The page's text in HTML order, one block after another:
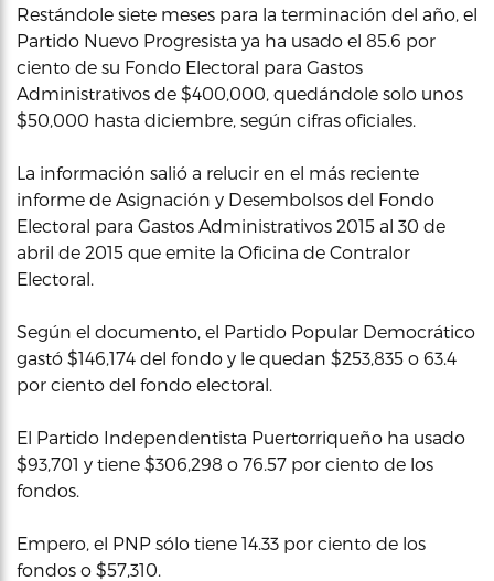
Restándole siete meses para la terminación del año, el
Partido Nuevo Progresista ya ha usado el 85.6 por
ciento de su Fondo Electoral para Gastos
Administrativos de $400,000, quedándole solo unos
$50,000 hasta diciembre, según cifras oficiales.
La información salió a relucir en el más reciente
informe de Asignación y Desembolsos del Fondo
Electoral para Gastos Administrativos 2015 al 30 de
abril de 2015 que emite la Oficina de Contralor
Electoral.
Según el documento, el Partido Popular Democrático
gastó $146,174 del fondo y le quedan $253,835 o 63.4
por ciento del fondo electoral.
El Partido Independentista Puertorriqueño ha usado
$93,701 y tiene $306,298 o 76.57 por ciento de los
fondos.
Empero, el PNP sólo tiene 14.33 por ciento de los
fondos o $57,310.